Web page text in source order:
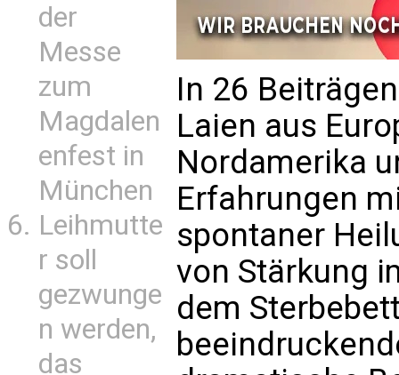
der
Messe
zum
Magdalen
enfest in
München
Leihmutte
r soll
gezwunge
n werden,
das
In 26
Laien aus
Nordamerika
Erfahrungen
spontaner
von Stärkung
dem